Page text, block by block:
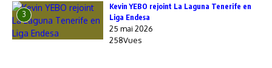
3
Kevin YEBO rejoint La Laguna Tenerife en
Liga Endesa
25 mai 2026
258Vues